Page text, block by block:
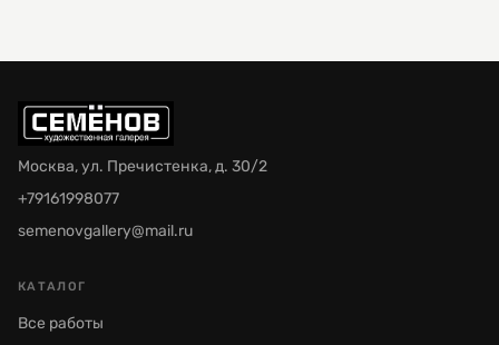
Москва, ул. Пречистенка, д. 30/2
+79161998077
semenovgallery@mail.ru
КАТАЛОГ
Все работы